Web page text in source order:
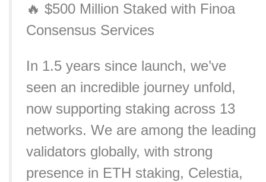
🔥 $500 Million Staked with Finoa
Consensus Services
In 1.5 years since launch, we’ve
seen an incredible journey unfold,
now supporting staking across 13
networks. We are among the leading
validators globally, with strong
presence in ETH staking, Celestia,